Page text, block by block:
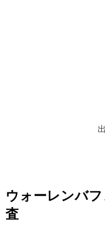
ウォーレンバ
査